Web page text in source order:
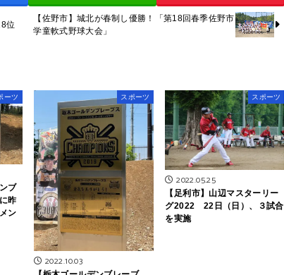
位
【佐野市】城北が春制し優勝！「第18回春季佐野市
学童軟式野球大会」
ーツ
ブ
昨
ン
スポーツ
2022.10.03
スポーツ
2022.05.25
【足利市】山辺マスターリー
グ2022 22日（日）、３試合
を実施